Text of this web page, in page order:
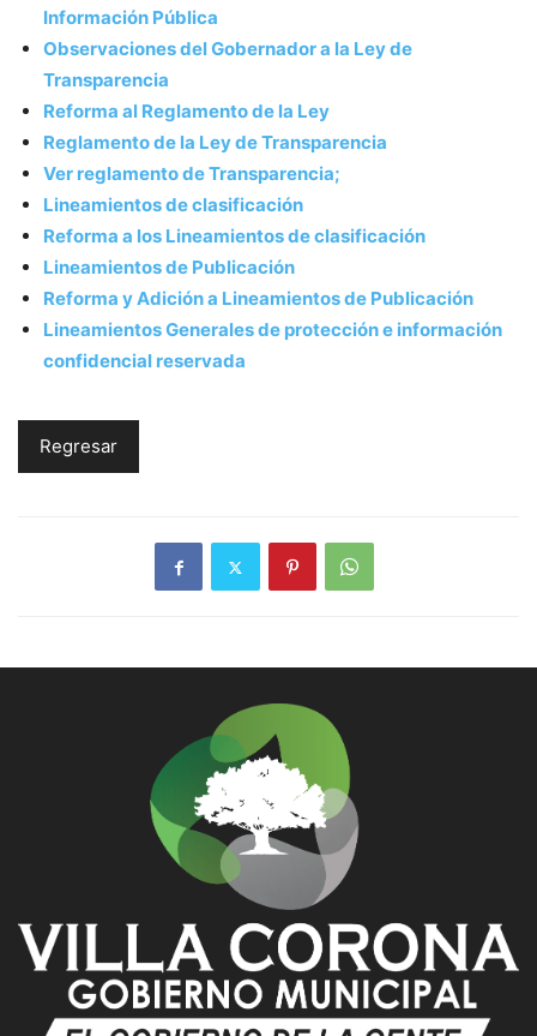
Información Pública
Observaciones del Gobernador a la Ley de
Transparencia
Reforma al Reglamento de la Ley
Reglamento de la Ley de Transparencia
Ver reglamento de Transparencia;
Lineamientos de clasificación
Reforma a los Lineamientos de clasificación
Lineamientos de Publicación
Reforma y Adición a Lineamientos de Publicación
Lineamientos Generales de protección e información
confidencial reservada
Regresar